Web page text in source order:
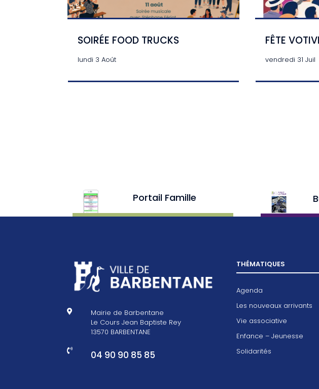
SOIRÉE FOOD TRUCKS
lundi 3 Août
FÊTE
vendredi 31 Juil
Portail Famille

Mairie de Barbentane
Le Cours Jean Baptiste Rey
13570 BARBENTANE
 04 90 90 85 85
THÉMATIQUES
Agenda
Les nouveaux arrivants
Vie associative
Enfance – Jeunesse
Solidarités